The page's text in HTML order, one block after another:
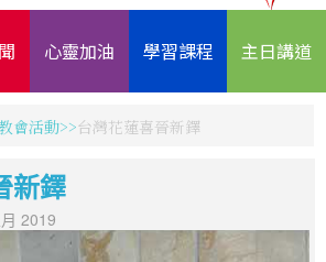
心靈加油 學習課程 主日講道
會活動 台灣花蓮喜晉新鐸
新鐸
2019